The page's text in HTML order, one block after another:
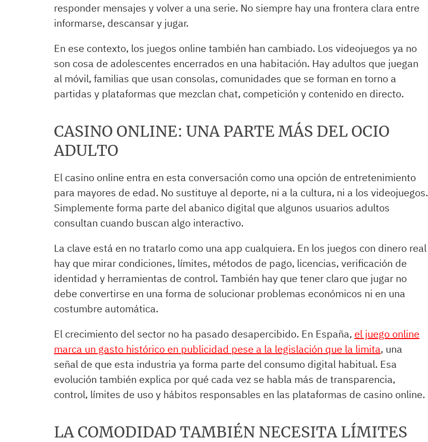
responder mensajes y volver a una serie. No siempre hay una frontera clara entre
informarse, descansar y jugar.
En ese contexto, los juegos online también han cambiado. Los videojuegos ya no
son cosa de adolescentes encerrados en una habitación. Hay adultos que juegan
al móvil, familias que usan consolas, comunidades que se forman en torno a
partidas y plataformas que mezclan chat, competición y contenido en directo.
CASINO ONLINE: UNA PARTE MÁS DEL OCIO
ADULTO
El casino online entra en esta conversación como una opción de entretenimiento
para mayores de edad. No sustituye al deporte, ni a la cultura, ni a los videojuegos.
Simplemente forma parte del abanico digital que algunos usuarios adultos
consultan cuando buscan algo interactivo.
La clave está en no tratarlo como una app cualquiera. En los juegos con dinero real
hay que mirar condiciones, límites, métodos de pago, licencias, verificación de
identidad y herramientas de control. También hay que tener claro que jugar no
debe convertirse en una forma de solucionar problemas económicos ni en una
costumbre automática.
El crecimiento del sector no ha pasado desapercibido. En España, el juego online
marca un gasto histórico en publicidad pese a la legislación que la limita, una
señal de que esta industria ya forma parte del consumo digital habitual. Esa
evolución también explica por qué cada vez se habla más de transparencia,
control, límites de uso y hábitos responsables en las plataformas de casino online.
LA COMODIDAD TAMBIÉN NECESITA LÍMITES